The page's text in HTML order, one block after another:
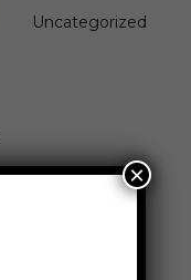
Uncategorized
×